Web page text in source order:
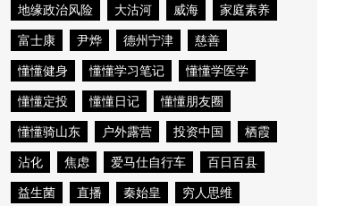
地缘政治风险
大沽河 威海
家庭素养
富士康
尹烨 德州宁津
慈善
懂懂健身
懂懂学习笔记
懂懂学医学
懂懂定投
懂懂日记
懂懂朋友圈
懂懂骑山东
户外露营 投资中国
栖霞
沾化
焦虑 爱马仕自行车
百日百县
益生菌
直播 秦始皇
穷人思维